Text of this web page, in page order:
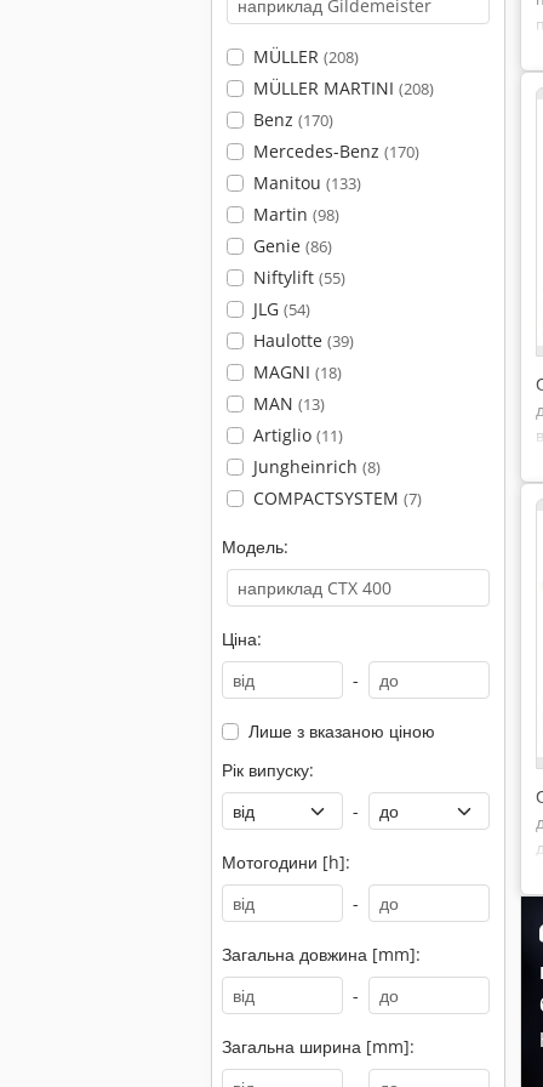
MÜLLER (208)
MÜLLER MARTINI (208)
Benz (170)
Mercedes-Benz (170)
Manitou (133)
Martin (98)
Genie (86)
Niftylift (55)
JLG (54)
Haulotte (39)
MAGNI (18)
MAN (13)
Artiglio (11)
Jungheinrich (8)
COMPACTSYSTEM (7)
Модель:
Ціна:
-
Лише з вказаною ціною
Рік випуску:
-
Мотогодини [h]:
-
Загальна довжина [mm]:
-
Загальна ширина [mm]: